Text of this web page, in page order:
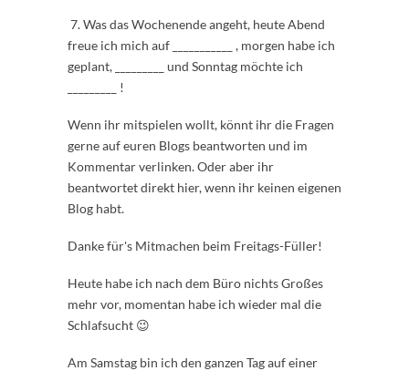
7. Was das Wochenende angeht, heute Abend
freue ich mich auf ___________ , morgen habe ich
geplant, _________ und Sonntag möchte ich
_________ !
Wenn ihr mitspielen wollt, könnt ihr die Fragen
gerne auf euren Blogs beantworten und im
Kommentar verlinken. Oder aber ihr
beantwortet direkt hier, wenn ihr keinen eigenen
Blog habt.
Danke für's Mitmachen beim Freitags-Füller!
Heute habe ich nach dem Büro nichts Großes
mehr vor, momentan habe ich wieder mal die
Schlafsucht 😉
Am Samstag bin ich den ganzen Tag auf einer